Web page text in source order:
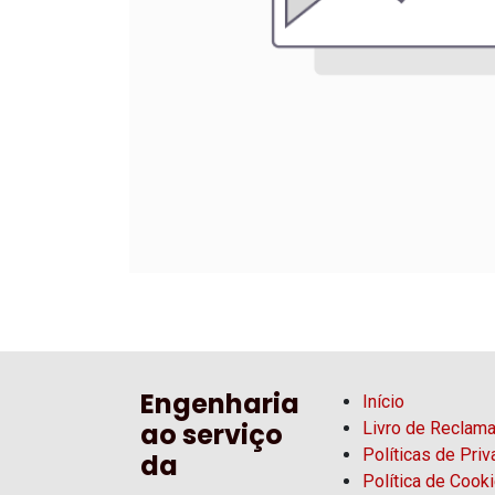
Engenharia
ao serviço
da
Início
Livro de
Políticas de
Política de